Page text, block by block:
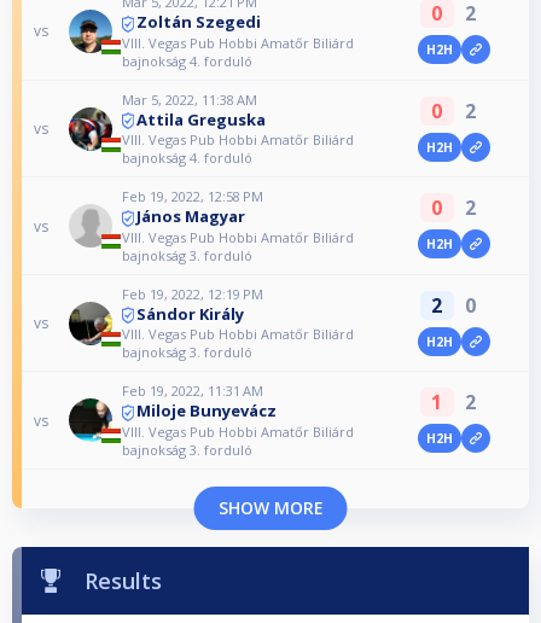
vs Zoltán Szegedi
VIII. Vegas Pub Hobbi Amatőr Biliárd
bajnokság 4. forduló
0 2
H2H
vs
Mar 5, 2022, 11:38 AM
Attila Greguska
VIII. Vegas Pub Hobbi Amatőr Biliárd
bajnokság 4. forduló
0 2
H2H
vs
Feb 19, 2022, 12:58 PM
János Magyar
VIII. Vegas Pub Hobbi Amatőr Biliárd
bajnokság 3. forduló
0 2
H2H
vs
Feb 19, 2022, 12:19 PM
Sándor Király
VIII. Vegas Pub Hobbi Amatőr Biliárd
bajnokság 3. forduló
2 0
H2H
vs
Feb 19, 2022, 11:31 AM
Miloje Bunyevácz
VIII. Vegas Pub Hobbi Amatőr Biliárd
bajnokság 3. forduló
1 2
H2H
SHOW MORE
Results